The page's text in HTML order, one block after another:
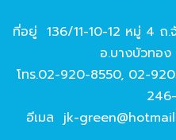
ที่อยู่ 136/11-10-12 หมู่ 4 ถ
อ.บางบัวทอง
โทร.02-920-8550, 02-
อีเมล jk-